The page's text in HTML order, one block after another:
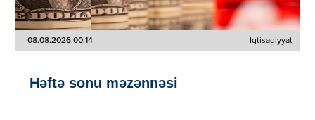
08.08.2026 00:14 İqtisadiyyat
Həftə sonu məzənnəsi